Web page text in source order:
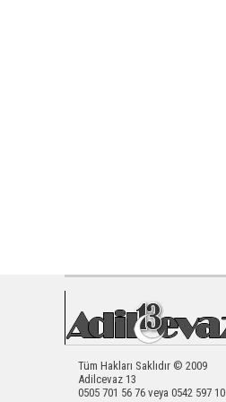
Tüm Hakları Saklıdır © 2009
Adilcevaz 13
0505 701 56 76 veya 0542 597 10